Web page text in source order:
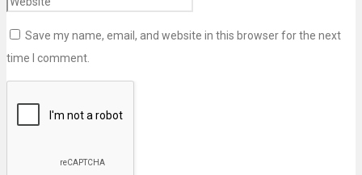
Save my name, email, and website in this browser for the next
time I comment.